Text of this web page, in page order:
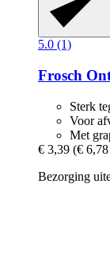
5.0 (1)
Frosch
Sterk
Voor
Met
€ 3,39 (€
Bezorging